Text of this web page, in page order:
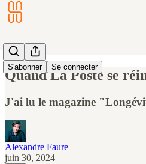
S'abonner Se connecter
Quand La Poste se
J'ai lu le magazine
Alexandre Faure
juin 30, 2024